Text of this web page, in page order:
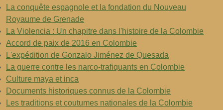
La conquête espagnole et la fondation du Nouveau
Royaume de Grenade
La Violencia : Un chapitre dans l'histoire de la Colombie
Accord de paix de 2016 en Colombie
L'expédition de Gonzalo Jiménez de Quesada
La guerre contre les narco-trafiquants en Colombie
Culture maya et inca
Documents historiques connus de la Colombie
Les traditions et coutumes nationales de la Colombie